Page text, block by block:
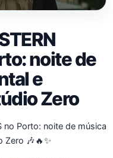
noite de
e
Zero
no Porto: noite de música
Zero 🎶🔥✨